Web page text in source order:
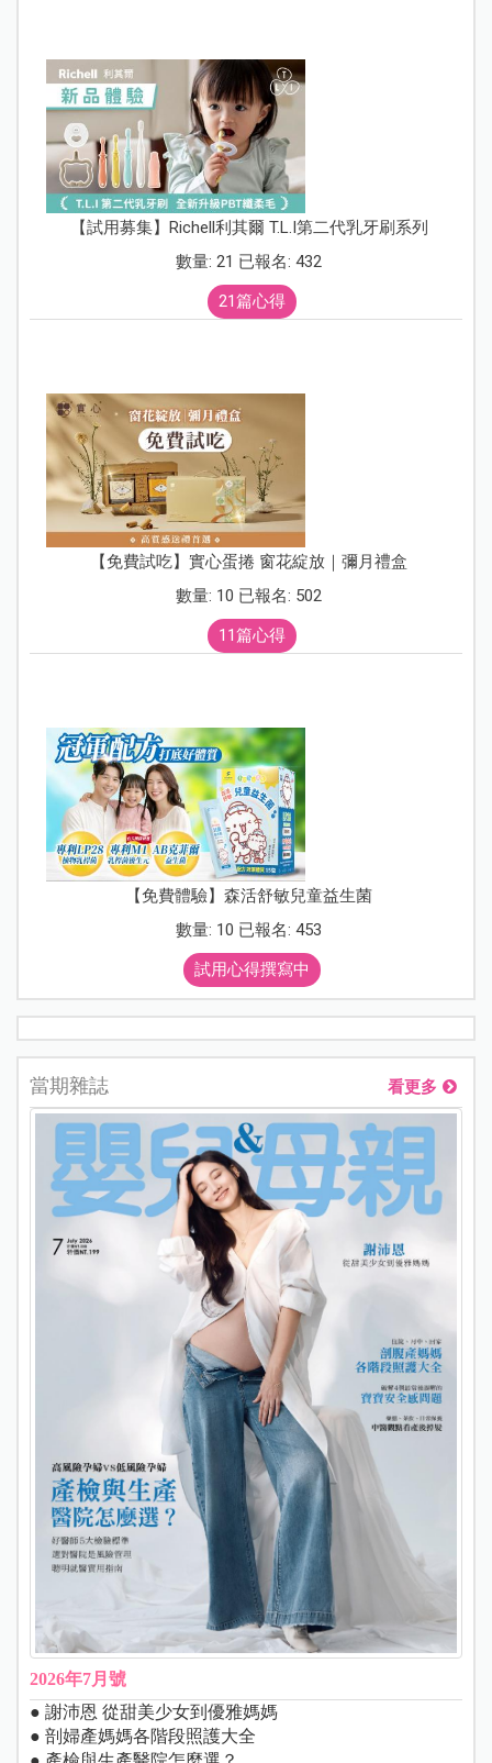
【試用募集】Richell利其爾 T.L.I第二代乳牙刷系列
數量: 21 已報名: 432
21篇心得
【免費試吃】實心蛋捲 窗花綻放｜彌月禮盒
數量: 10 已報名: 502
11篇心得
【免費體驗】森活舒敏兒童益生菌
數量: 10 已報名: 453
試用心得撰寫中
當期雜誌 看更多
2026年7月號
● 謝沛恩 從甜美少女到優雅媽媽
● 剖婦產媽媽各階段照護大全